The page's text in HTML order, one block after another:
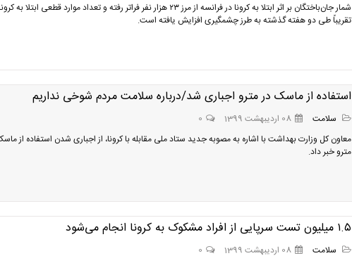
شمار جان‌باختگان بر اثر ابتلا به کرونا در فرانسه از مرز ۲۳ هزار نفر فراتر رفته و تعداد موارد قطعی ابتلا به
تقریباً طی دو هفته گذشته به طرز چشمگیری افزایش یافته است.
استفاده از ماسک در مترو اجباری شد/درباره سلامت مردم شوخی نداریم
سلامت 08 اردیبهشت 1399
0
معاون کل وزارت بهداشت با اشاره به مصوبه جدید ستاد ملی مقابله با کرونا، از اجباری شدن استفاده از
مترو خبر داد.
۱.۵ میلیون تست سرپایی از افراد مشکوک به کرونا انجام می‌شود
سلامت 08 اردیبهشت 1399
0